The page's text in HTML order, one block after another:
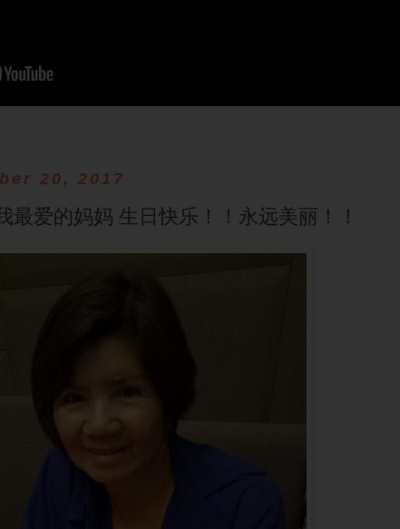
20, 2017
最爱的妈妈 生日快乐！！永远美丽！！